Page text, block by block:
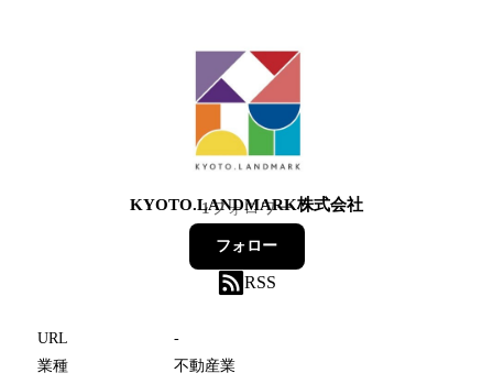
KYOTO.LANDMARK株式会社
1フォロワー
フォロー
RSS
URL
-
業種
不動産業